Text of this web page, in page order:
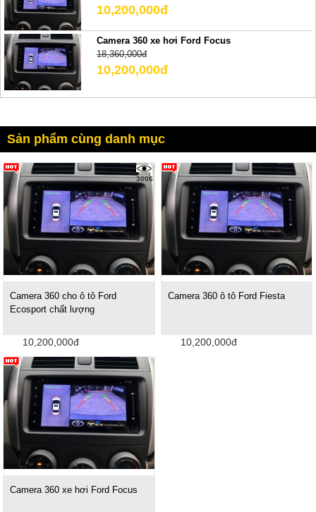
10,200,000đ
Camera 360 xe hơi Ford Focus
18,360,000đ
10,200,000đ
Sản phẩm cùng danh mục
3006
Camera 360 cho ô tô Ford
Ecosport chất lượng
10,200,000đ
Camera 360 ô tô Ford Fiesta
10,200,000đ
Camera 360 xe hơi Ford Focus